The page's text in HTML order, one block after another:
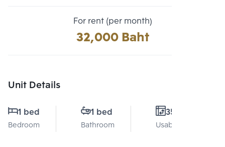
For rent (per month)
32,000 Baht
Unit Details
1 bed
Bedroom
1 bed
Bathroom
35 Sq.m.
Usable area